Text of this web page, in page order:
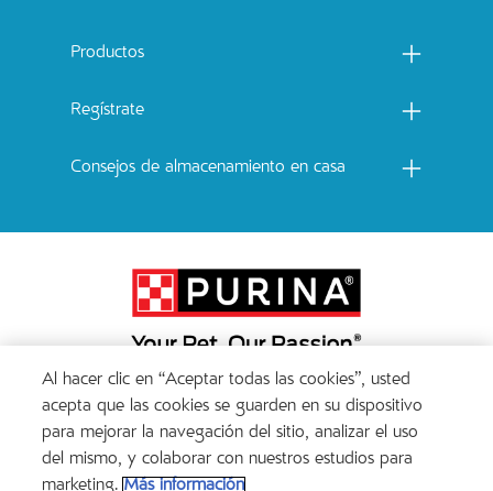
Productos
Regístrate
Consejos de almacenamiento en casa
Menu Footer Secundario Catchow
All Nestlé Purina trademarks owned by Société des Produits Nestlé S.A., Vevey, Switzerland
Al hacer clic en “Aceptar todas las cookies”, usted
acepta que las cookies se guarden en su dispositivo
para mejorar la navegación del sitio, analizar el uso
del mismo, y colaborar con nuestros estudios para
marketing. Más información